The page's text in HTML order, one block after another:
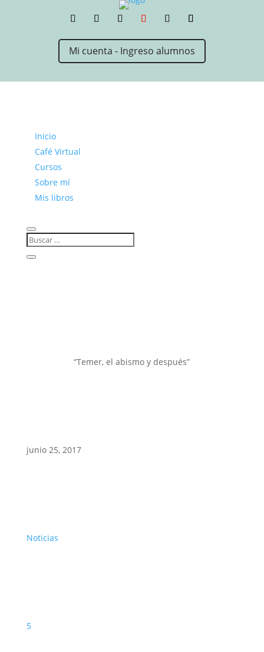
Mi cuenta - Ingreso alumnos
Inicio
Café Virtual
Cursos
Sobre mí
Mis libros
“Temer, el abismo y después”
junio 25, 2017
Noticias
5